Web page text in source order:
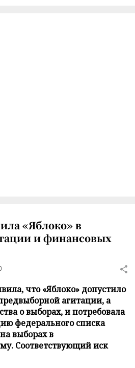
«Яблоко» в
и финансовых
что «Яблоко» допустило
агитации, а
о выборах, и потребовала
федерального списка
выборах в
Соответствующий иск